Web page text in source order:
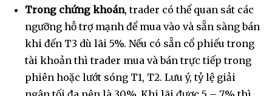
Trong chứng khoán, trader có thể quan sát các
ngưỡng hỗ trợ mạnh để mua vào và sẵn sàng bán
khi đến T3 dù lãi 5%. Nếu có sẵn cổ phiếu trong
tài khoản thì trader mua và bán trực tiếp trong
phiên hoặc lướt sóng T1, T2. Lưu ý, tỷ lệ giải